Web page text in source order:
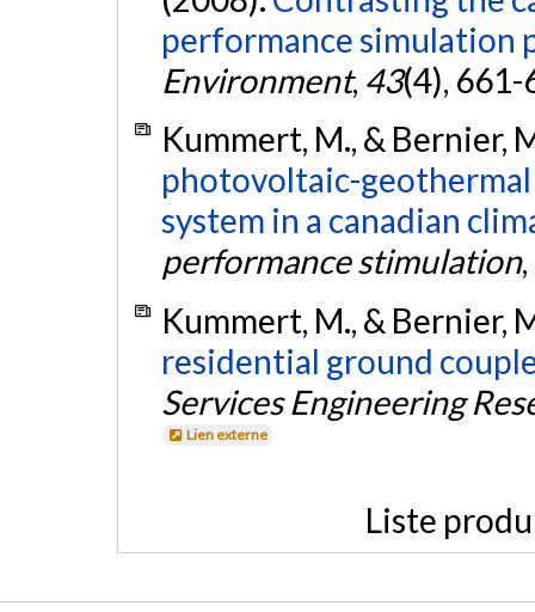
performance simulation
Environment, 43(4),
Kummert, M., & Bernier,
photovoltaic-
system in a canadian
performance stimulation,
Kummert, M., & Bernier,
residential ground
Services Engineering
Lien externe
Liste